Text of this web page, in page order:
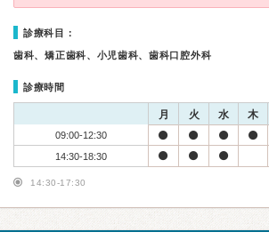
診療科目：
歯科、矯正歯科、小児歯科、歯科口腔外科
診療時間
月 火 水 木
09:00-12:30
14:30-18:30
14:30-17:30